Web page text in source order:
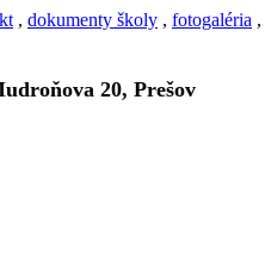
, dokumenty školy , fotogaléria ,
20, Prešov